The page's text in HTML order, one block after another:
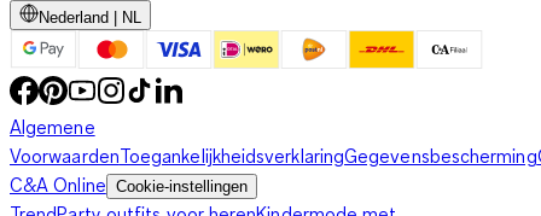
Nederland | NL
Algemene
VoorwaardenToegankelijkheidsverklaringGegevensbescherming
C&A Online Cookie-instellingen